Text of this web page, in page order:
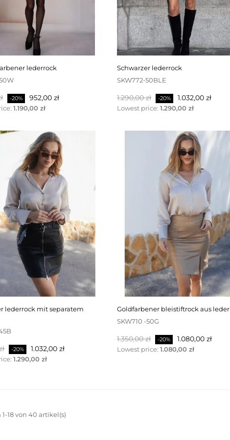
lederrock
-20% Preis
952,00 zł
1.190,00 zł
schwarzer lederrock
SKW772-50BLE
Regulärer
Preis
1.290,00 zł -20% Preis
1.032,00 zł
Lowest price: 1.290,00 zł
-20% Preis
1.032,00 zł
1.290,00 zł
goldfarbener bleistiftrock aus leder
SKW710 -50G
Regulärer
Preis
1.350,00 zł -20% Preis
1.080,00 zł
Lowest price: 1.080,00 zł
18 von 40 artikel(s)